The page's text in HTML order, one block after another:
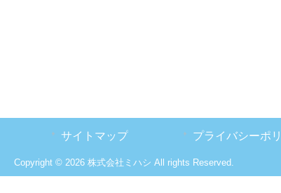
サイトマップ プライバシーポ
Copyright © 2026 株式会社ミハシ All rights Reserved.